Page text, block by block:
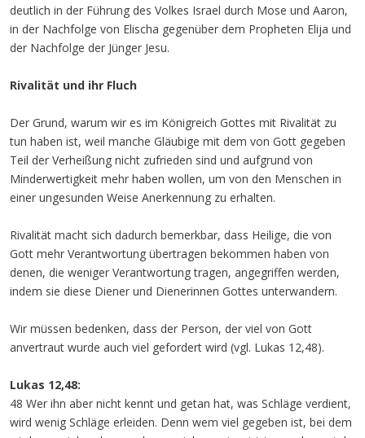
deutlich in der Führung des Volkes Israel durch Mose und Aaron,
in der Nachfolge von Elischa gegenüber dem Propheten Elija und
der Nachfolge der Jünger Jesu.
Rivalität und ihr Fluch
Der Grund, warum wir es im Königreich Gottes mit Rivalität zu
tun haben ist, weil manche Gläubige mit dem von Gott gegeben
Teil der Verheißung nicht zufrieden sind und aufgrund von
Minderwertigkeit mehr haben wollen, um von den Menschen in
einer ungesunden Weise Anerkennung zu erhalten.
Rivalität macht sich dadurch bemerkbar, dass Heilige, die von
Gott mehr Verantwortung übertragen bekommen haben von
denen, die weniger Verantwortung tragen, angegriffen werden,
indem sie diese Diener und Dienerinnen Gottes unterwandern.
Wir müssen bedenken, dass der Person, der viel von Gott
anvertraut wurde auch viel gefordert wird (vgl. Lukas 12,48).
Lukas 12,48:
48 Wer ihn aber nicht kennt und getan hat, was Schläge verdient,
wird wenig Schläge erleiden. Denn wem viel gegeben ist, bei dem